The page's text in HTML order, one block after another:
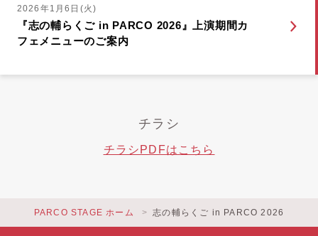
2026年1月6日(火)
『志の輔らくご in PARCO 2026』上演期間カ
フェメニューのご案内
チラシ
チラシPDFはこちら
PARCO STAGE ホーム 志の輔らくご in PARCO 2026